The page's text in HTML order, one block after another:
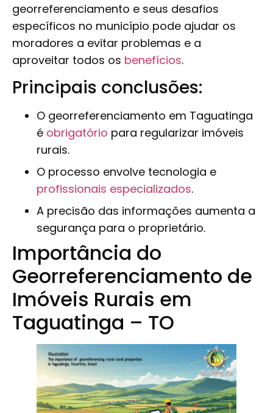
georreferenciamento e seus desafios
específicos no município pode ajudar os
moradores a evitar problemas e a
aproveitar todos os benefícios.
Principais conclusões:
O georreferenciamento em Taguatinga
é obrigatório para regularizar imóveis
rurais.
O processo envolve tecnologia e
profissionais especializados.
A precisão das informações aumenta a
segurança para o proprietário.
Importância do
Georreferenciamento de
Imóveis Rurais em
Taguatinga – TO